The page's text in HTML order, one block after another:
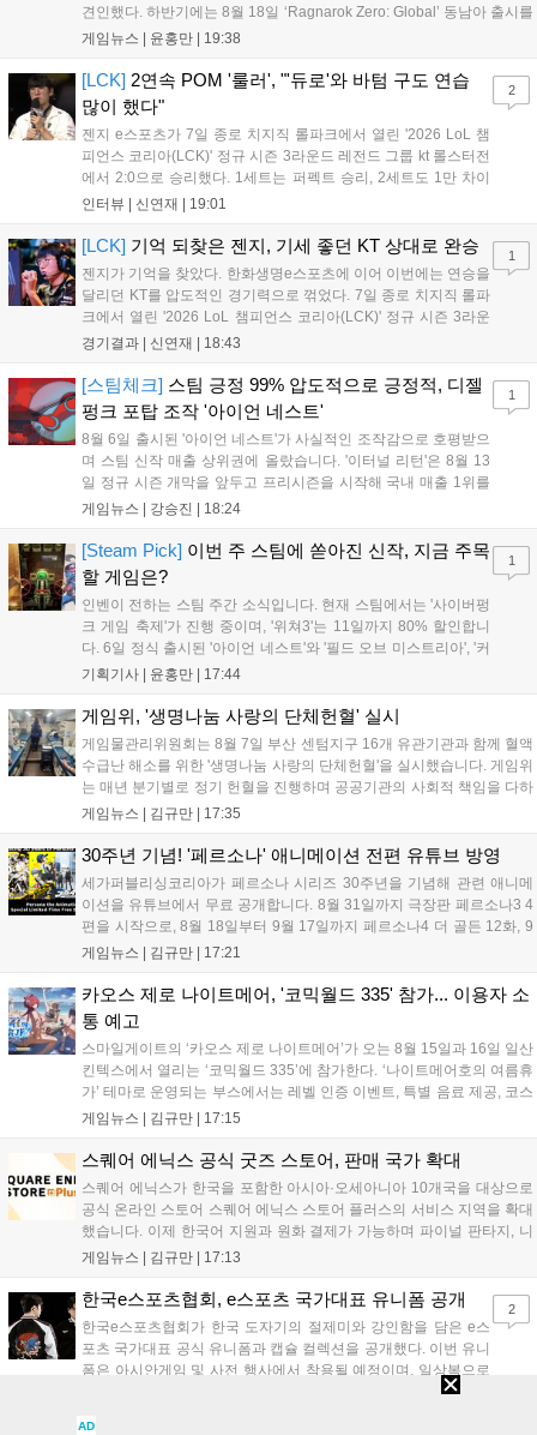
견인했다. 하반기에는 8월 18일 ‘Ragnarok Zero: Global’ 동남아 출시를
시작으로 9월 3일 ‘달려라 헤베레케 EX’, 9월 22일 ‘갈바테인’ 등 다양한
이’ 출시가 예정돼 있으며, 2027년에는 ‘Ragnarok 3’ 등 대작을 글로벌
출시할 계획이다. 그라비티는 조인트벤처 설립과 라그나로크 에코 시스
템 구축을 통해 신성장 동력을 확보할 방침이다....
게임뉴스 | 윤홍만 | 19:38
[LCK] 2연속 POM '룰러', "'듀로'와 바텀 구도 연습
많이 했다"
젠지 e스포츠가 7일 종로 치지직 롤파크에서 열린 '2026 LoL 챔
피언스 코리아(LCK)' 정규 시즌 3라운드 레전드 그룹 kt 롤스터전
에서 2:0으로 승리했다. 1세트는 퍼펙트 승리, 2세트도 1만 차이
를 벌리며 25분 만에 승리하면서 말 그대로 압도적인 경기력을 선
하며 POM에 선정됐...
인터뷰 | 신연재 | 19:01
2
[LCK] 기억 되찾은 젠지, 기세 좋던 KT 상대로 완승
젠지가 기억을 찾았다. 한화생명e스포츠에 이어 이번에는 연승을
달리던 KT를 압도적인 경기력으로 꺾었다. 7일 종로 치지직 롤파
크에서 열린 '2026 LoL 챔피언스 코리아(LCK)' 정규 시즌 3라운
드 레전드 그룹, kt 롤스터와 젠지 e스포츠의 대결에서 젠지가 압
기억을 되찾기라도 한 듯 1,...
경기결과 | 신연재 | 18:43
1
[스팀체크] 스팀 긍정 99% 압도적으로 긍정적, 디젤
펑크 포탑 조작 '아이언 네스트'
8월 6일 출시된 '아이언 네스트'가 사실적인 조작감으로 호평받으
며 스팀 신작 매출 상위권에 올랐습니다. '이터널 리턴'은 8월 13
일 정규 시즌 개막을 앞두고 프리시즌을 시작해 국내 매출 1위를
기록했습니다. 25주년을 맞은 '고스트 리콘' 시리즈는 8월 6일 쇼
'마블 투혼: 파이팅 소울즈'와 레트로 수리 시뮬레이션 '리스토
리'도 스팀에 정식 출시되었습니다....
게임뉴스 | 강승진 | 18:24
1
[Steam Pick] 이번 주 스팀에 쏟아진 신작, 지금 주목
할 게임은?
인벤이 전하는 스팀 주간 소식입니다. 현재 스팀에서는 '사이버펑
크 게임 축제'가 진행 중이며, '위쳐3'는 11일까지 80% 할인합니
다. 6일 정식 출시된 '아이언 네스트'와 '필드 오브 미스트리아', '커
세어 코브'가 호평받고 있습니다. 한편, 7일 출시된 '마블 투혼'은
다. 유비소프트의 '고스트리콘: 와일드랜드'는 7년 만의 대규모 업
데이트 '라스트 라이츠'와 함께 95% 할인 중입니다....
기획기사 | 윤홍만 | 17:44
1
게임위, '생명나눔 사랑의 단체헌혈' 실시
게임물관리위원회는 8월 7일 부산 센텀지구 16개 유관기관과 함께 혈액
수급난 해소를 위한 '생명나눔 사랑의 단체헌혈'을 실시했습니다. 게임위
는 매년 분기별로 정기 헌혈을 진행하며 공공기관의 사회적 책임을 다하
고 있으며, 이번 행사에는 영화진흥위원회 등 14개 기관 임직원이 동참
따뜻한 실천에 참여한 모든 임직원에게 감사의 뜻을 전하며 헌혈 문화
확산에 앞장섰습니다....
게임뉴스 | 김규만 | 17:35
30주년 기념! '페르소나' 애니메이션 전편 유튜브 방영
세가퍼블리싱코리아가 페르소나 시리즈 30주년을 기념해 관련 애니메
이션을 유튜브에서 무료 공개합니다. 8월 31일까지 극장판 페르소나3 4
편을 시작으로, 8월 18일부터 9월 17일까지 페르소나4 더 골든 12화, 9
월 15일부터 10월 14일까지 페르소나5 시리즈가 순차 공개됩니다. 또한
영상 및 대형 전광판에 소개될 예정입니다....
게임뉴스 | 김규만 | 17:21
카오스 제로 나이트메어, '코믹월드 335' 참가... 이용자 소
통 예고
스마일게이트의 ‘카오스 제로 나이트메어’가 오는 8월 15일과 16일 일산
킨텍스에서 열리는 ‘코믹월드 335’에 참가한다. ‘나이트메어호의 여름휴
가’ 테마로 운영되는 부스에서는 레벨 인증 이벤트, 특별 음료 제공, 코스
프레 모델 포토존 등 다채로운 행사가 진행된다. 유명 코스어 7인이 캐릭
세한 정보는 공식 커뮤니티에서 확인 가능하다....
게임뉴스 | 김규만 | 17:15
스퀘어 에닉스 공식 굿즈 스토어, 판매 국가 확대
스퀘어 에닉스가 한국을 포함한 아시아·오세아니아 10개국을 대상으로
공식 온라인 스토어 스퀘어 에닉스 스토어 플러스의 서비스 지역을 확대
했습니다. 이제 한국어 지원과 원화 결제가 가능하며 파이널 판타지, 니
어 등 주요 게임의 피규어, 굿즈를 구매할 수 있습니다. 신상품이 순차적
용 가능합니다....
게임뉴스 | 김규만 | 17:13
한국e스포츠협회, e스포츠 국가대표 유니폼 공개
한국e스포츠협회가 한국 도자기의 절제미와 강인함을 담은 e스
포츠 국가대표 공식 유니폼과 캡슐 컬렉션을 공개했다. 이번 유니
폼은 아시안게임 및 사전 행사에서 착용될 예정이며, 일상복으로
구성된 컬렉션은 오는 8월 28일부터 골스튜디오 공식 홈페이지
2
AD